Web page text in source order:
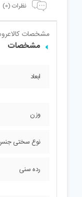
نظرات (0)
مشخصات کالا
مشخصات
ابعاد
وزن
نوع سختی
رده سنی